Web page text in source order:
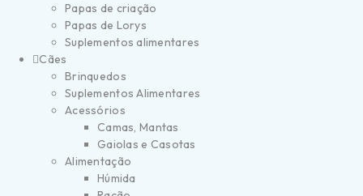
Papas de criação
Papas de Lorys
Suplementos alimentares
Cães
Brinquedos
Suplementos Alimentares
Acessórios
Camas, Mantas
Gaiolas e Casotas
Alimentação
Húmida